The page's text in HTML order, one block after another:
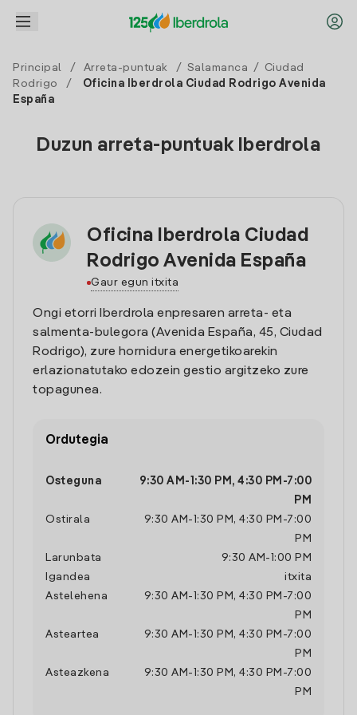
Principal / Arreta-puntuak / Salamanca /
Ciudad
Rodrigo
/
Oficina Iberdrola Ciudad Rodrigo Avenida
España
Duzun arreta-puntuak Iberdrola
Oficina Iberdrola Ciudad
Rodrigo Avenida España
Gaur egun itxita
Ongi etorri Iberdrola enpresaren arreta- eta
salmenta-bulegora (Avenida España, 45, Ciudad
Rodrigo), zure hornidura energetikoarekin
erlazionatutako edozein gestio argitzeko zure
topagunea.
Ordutegia
Osteguna 9:30 AM - 1:30 PM , 4:30 PM -7:00
PM
Ostirala
9:30 AM - 1:30 PM , 4:30 PM -7:00
PM
Larunbata
9:30 AM - 1:00 PM
Igandea
itxita
Astelehena
9:30 AM - 1:30 PM , 4:30 PM -7:00
PM
Asteartea
9:30 AM - 1:30 PM , 4:30 PM -7:00
PM
Asteazkena
9:30 AM - 1:30 PM , 4:30 PM -7:00
PM